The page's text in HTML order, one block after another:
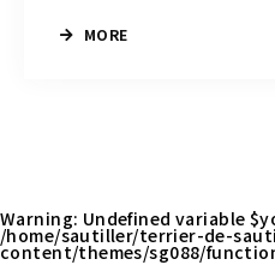
MORE
Warning: Undefined variable
/home/sautiller/terrier-de-
content/themes/sg088/